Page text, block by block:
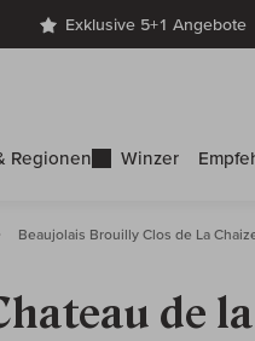
Exklusive 5+1 Angebote
Regionen Winzer
Beaujolais Brouilly Clos de La
de